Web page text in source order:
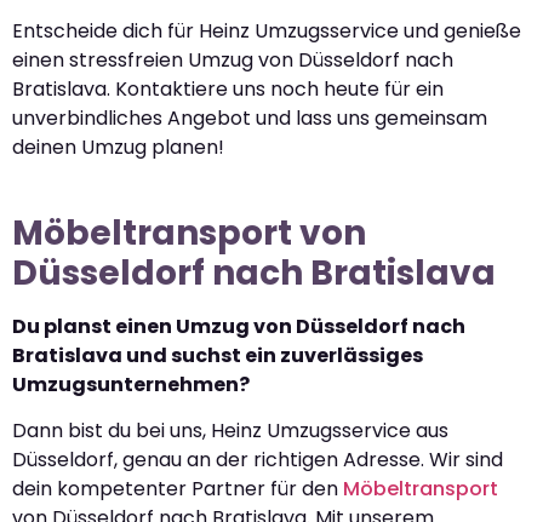
Entscheide dich für Heinz Umzugsservice und genieße
einen stressfreien Umzug von Düsseldorf nach
Bratislava. Kontaktiere uns noch heute für ein
unverbindliches Angebot und lass uns gemeinsam
deinen Umzug planen!
Möbeltransport von
Düsseldorf nach Bratislava
Du planst einen Umzug von Düsseldorf nach
Bratislava und suchst ein zuverlässiges
Umzugsunternehmen?
Dann bist du bei uns, Heinz Umzugsservice aus
Düsseldorf, genau an der richtigen Adresse. Wir sind
dein kompetenter Partner für den Möbeltransport